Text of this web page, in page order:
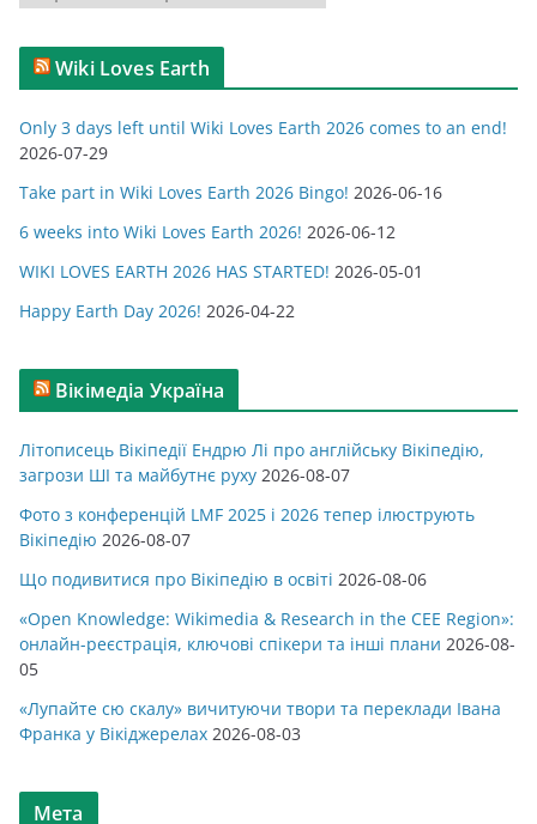
а
т
о
р
і
ї
Wiki Loves Earth
Only 3 days left until Wiki Loves Earth 2026 comes to an end!
2026-07-29
Take part in Wiki Loves Earth 2026 Bingo! 2026-06-16
6 weeks into Wiki Loves Earth 2026! 2026-06-12
WIKI LOVES EARTH 2026 HAS STARTED! 2026-05-01
Happy Earth Day 2026! 2026-04-22
Вікімедіа Україна
Літописець Вікіпедії Ендрю Лі про англійську Вікіпедію,
загрози ШІ та майбутнє руху 2026-08-07
Фото з конференцій LMF 2025 і 2026 тепер ілюструють
Вікіпедію 2026-08-07
Що подивитися про Вікіпедію в освіті 2026-08-06
«Open Knowledge: Wikimedia & Research in the CEE Region»:
онлайн-реєстрація, ключові спікери та інші плани 2026-08-
05
«Лупайте сю скалу» вичитуючи твори та переклади Івана
Франка у Вікіджерелах 2026-08-03
Мета